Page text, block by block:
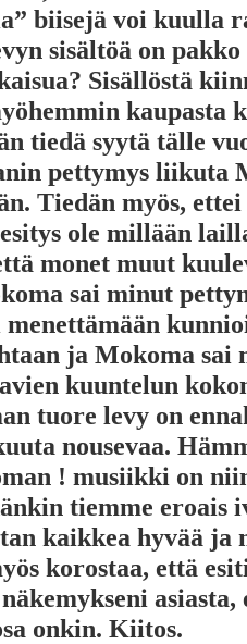
biisejä voi kuulla
sisältöä on
Sisällöstä
kaupasta
tiedä syytä tälle
pettymys liikuta
Tiedän myös,
ole millään
monet muut
sai minut
ja Mokoma sai
kuuntelun
tuore levy on
nousevaa.
! musiikki on
tiemme eroais
kaikkea hyvää ja
korostaa, että
onkin. Kiitos.